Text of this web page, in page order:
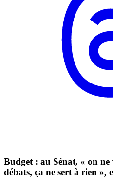
Budget : au Sénat, « on ne
débats, ça ne sert à rien »,